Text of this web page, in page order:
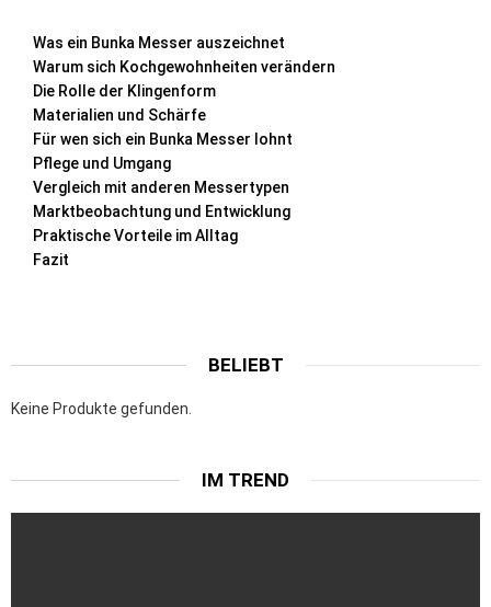
Was ein Bunka Messer auszeichnet
Warum sich Kochgewohnheiten verändern
Die Rolle der Klingenform
Materialien und Schärfe
Für wen sich ein Bunka Messer lohnt
Pflege und Umgang
Vergleich mit anderen Messertypen
Marktbeobachtung und Entwicklung
Praktische Vorteile im Alltag
Fazit
BELIEBT
Keine Produkte gefunden.
IM TREND